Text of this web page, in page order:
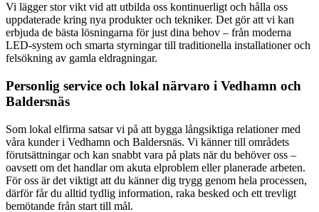
Vi lägger stor vikt vid att utbilda oss kontinuerligt och hålla oss
uppdaterade kring nya produkter och tekniker. Det gör att vi kan
erbjuda de bästa lösningarna för just dina behov – från moderna
LED-system och smarta styrningar till traditionella installationer och
felsökning av gamla eldragningar.
Personlig service och lokal närvaro i Vedhamn och
Baldersnäs
Som lokal elfirma satsar vi på att bygga långsiktiga relationer med
våra kunder i Vedhamn och Baldersnäs. Vi känner till områdets
förutsättningar och kan snabbt vara på plats när du behöver oss –
oavsett om det handlar om akuta elproblem eller planerade arbeten.
För oss är det viktigt att du känner dig trygg genom hela processen,
därför får du alltid tydlig information, raka besked och ett trevligt
bemötande från start till mål.